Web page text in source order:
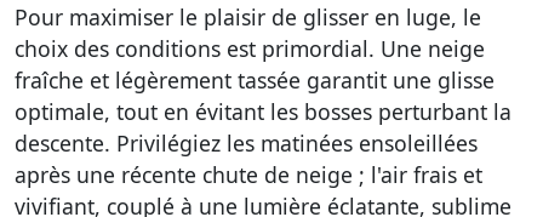
Pour maximiser le plaisir de glisser en luge, le
choix des conditions est primordial. Une neige
fraîche et légèrement tassée garantit une glisse
optimale, tout en évitant les bosses perturbant la
descente. Privilégiez les matinées ensoleillées
après une récente chute de neige ; l'air frais et
vivifiant, couplé à une lumière éclatante, sublime